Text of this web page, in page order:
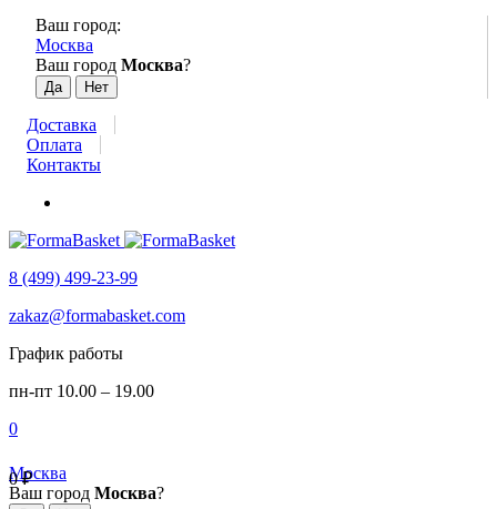
Ваш город:
Москва
Ваш город Москва?
Доставка
Оплата
Контакты
8 (499) 499-23-99
zakaz@formabasket.com
График работы
пн-пт 10.00 – 19.00
0
0₽
Москва
Ваш город Москва?